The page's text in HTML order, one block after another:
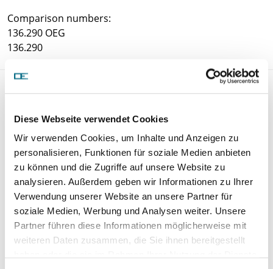
Diese Webseite verwendet Cookies
Wir verwenden Cookies, um Inhalte und Anzeigen zu
personalisieren, Funktionen für soziale Medien anbieten
zu können und die Zugriffe auf unsere Website zu
analysieren. Außerdem geben wir Informationen zu Ihrer
Verwendung unserer Website an unsere Partner für
soziale Medien, Werbung und Analysen weiter. Unsere
Partner führen diese Informationen möglicherweise mit
weiteren Daten zusammen, die Sie ihnen bereitgestellt
Comparison numbers:
136.290 OEG
136.290
Dichtungssatz 01 3000 611000